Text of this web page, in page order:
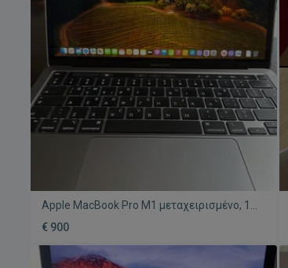
Apple MacBook Pro M1 μεταχειρισμένο, 13
ιντσών, 8GB RAM, 256GB αποθηκευτικός
χώρος
€ 900